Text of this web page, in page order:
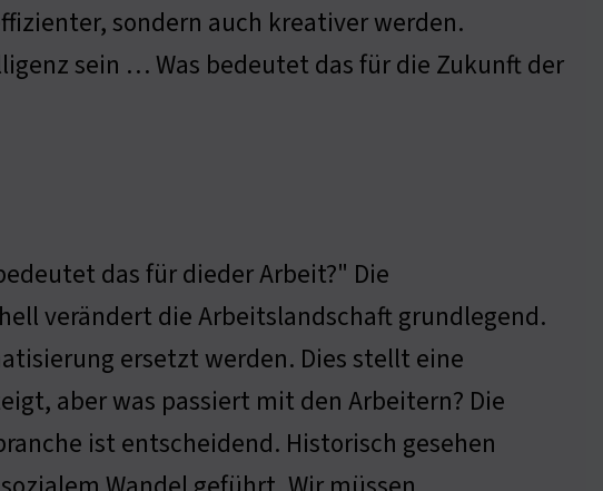
sondern auch kreativer werden.
sein … Was bedeutet das für die Zukunft der
das für dieder Arbeit?" Die
verändert die Arbeitslandschaft grundlegend.
ersetzt werden. Dies stellt eine
aber was passiert mit den Arbeitern? Die
ist entscheidend. Historisch gesehen